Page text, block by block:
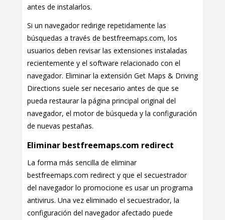
antes de instalarlos.
Si un navegador redirige repetidamente las
búsquedas a través de bestfreemaps.com, los
usuarios deben revisar las extensiones instaladas
recientemente y el software relacionado con el
navegador. Eliminar la extensión Get Maps & Driving
Directions suele ser necesario antes de que se
pueda restaurar la página principal original del
navegador, el motor de búsqueda y la configuración
de nuevas pestañas.
Eliminar bestfreemaps.com redirect
La forma más sencilla de eliminar
bestfreemaps.com redirect y que el secuestrador
del navegador lo promocione es usar un programa
antivirus. Una vez eliminado el secuestrador, la
configuración del navegador afectado puede